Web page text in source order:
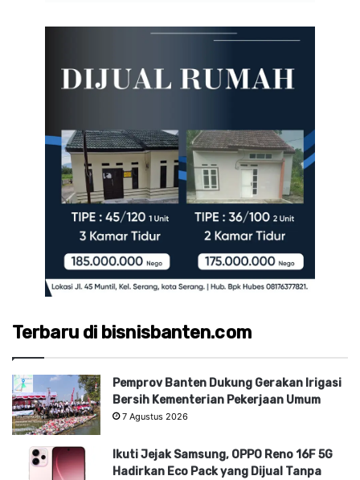
Terbaru di bisnisbanten.com
Pemprov Banten Dukung Gerakan Irigasi
Bersih Kementerian Pekerjaan Umum
7 Agustus 2026
Ikuti Jejak Samsung, OPPO Reno 16F 5G
Hadirkan Eco Pack yang Dijual Tanpa